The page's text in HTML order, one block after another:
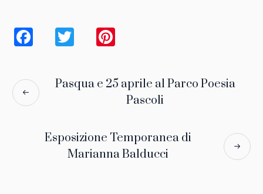
Facebook
Twitter
Pasqua e 25 aprile al Parco Poesia
Pascoli
Esposizione Temporanea di
Marianna Balducci